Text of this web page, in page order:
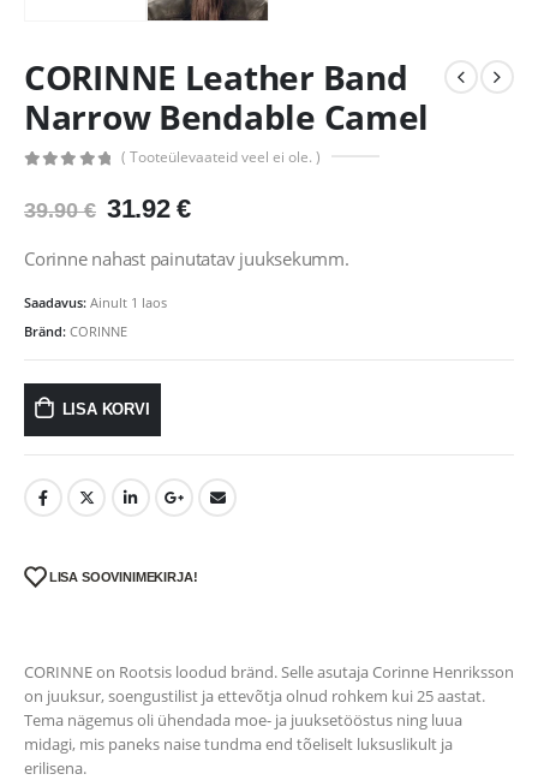
CORINNE Leather Band
Narrow Bendable Camel
( Tooteülevaateid veel ei ole. )
39.90€ Algne
oli:
31.92 €Praegune
on:
Corinne nahast painutatav juuksekumm.
Saadavus: Ainult 1 laos
Bränd: CORINNE
LISA KORVI
LISA SOOVINIMEKIRJA!
CORINNE on Rootsis loodud bränd. Selle asutaja Corinne Henriksson
on juuksur, soengustilist ja ettevõtja olnud rohkem kui 25 aastat.
Tema nägemus oli ühendada moe- ja juuksetööstus ning luua
midagi, mis paneks naise tundma end tõeliselt luksuslikult ja
erilisena.